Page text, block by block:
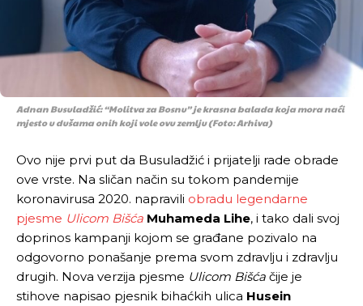
Adnan Busuladžić: “Molitva za Bosnu” je krasna balada koja mora naći
mjesto u dušama onih koji vole ovu zemlju (Foto: Arhiva)
Ovo nije prvi put da Busuladžić i prijatelji rade obrade
ove vrste. Na sličan način su tokom pandemije
koronavirusa 2020. napravili obradu legendarne
pjesme Ulicom Bišća Muhameda Lihe, i tako dali svoj
doprinos kampanji kojom se građane pozivalo na
odgovorno ponašanje prema svom zdravlju i zdravlju
drugih. Nova verzija pjesme Ulicom Bišća čije je
stihove napisao pjesnik bihaćkih ulica Husein